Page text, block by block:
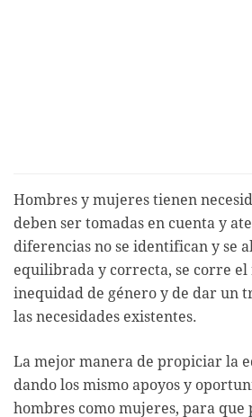
Hombres y mujeres tienen
deben ser tomadas en cuenta y
diferencias no se identifican y se
equilibrada y correcta, se corre el
inequidad de género y de dar un
las necesidades existentes.
La mejor manera de propiciar la
dando los mismo apoyos y
hombres como mujeres, para que